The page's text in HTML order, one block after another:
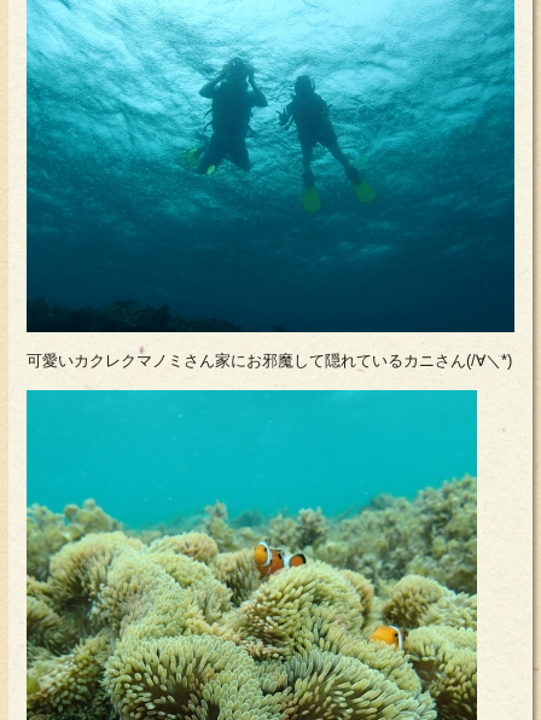
可愛いカクレクマノミさん家にお邪魔して隠れているカニさん(/∀＼*)